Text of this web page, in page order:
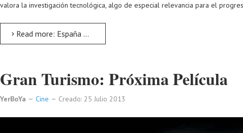
valora la investigación tecnológica, algo de especial relevancia para el
Read more: España prepara su primera misión tripulada a Marte
Gran Turismo: Próxima Película
YerBoYa Cine Creado: 25 Julio 2013